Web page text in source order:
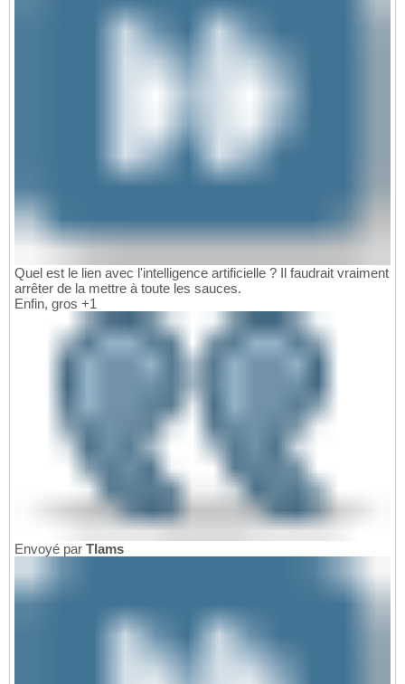
Quel est le lien avec l'intelligence artificielle ? Il faudrait vraiment
arrêter de la mettre à toute les sauces.
Enfin, gros +1
Envoyé par Tlams